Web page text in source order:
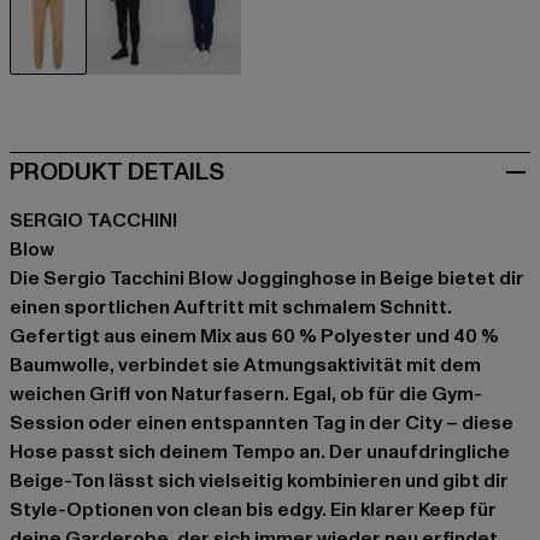
PRODUKT DETAILS
SERGIO TACCHINI
Blow
Die Sergio Tacchini Blow Jogginghose in Beige bietet dir
einen sportlichen Auftritt mit schmalem Schnitt.
Gefertigt aus einem Mix aus 60 % Polyester und 40 %
Baumwolle, verbindet sie Atmungsaktivität mit dem
weichen Griff von Naturfasern. Egal, ob für die Gym-
Session oder einen entspannten Tag in der City – diese
Hose passt sich deinem Tempo an. Der unaufdringliche
Beige-Ton lässt sich vielseitig kombinieren und gibt dir
Style-Optionen von clean bis edgy. Ein klarer Keep für